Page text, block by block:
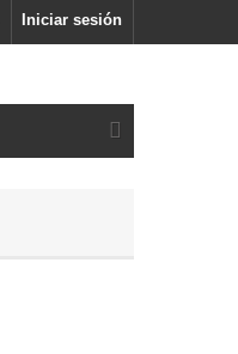
Iniciar sesión